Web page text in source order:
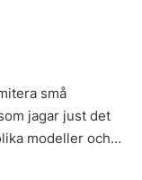
små
jagar just det
modeller och